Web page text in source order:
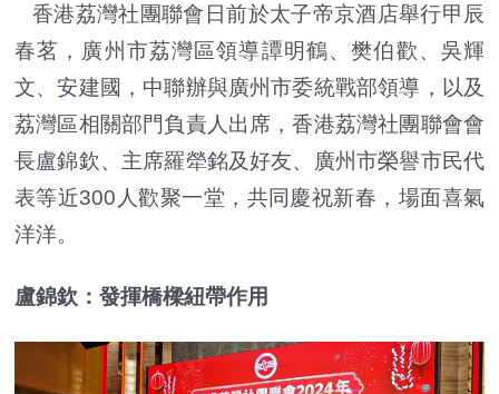
香港荔灣社團聯會日前於太子帝京酒店舉行甲辰
春茗，廣州市荔灣區領導譚明鶴、樊伯歡、吳輝
文、安建國，中聯辦與廣州市委統戰部領導，以及
荔灣區相關部門負責人出席，香港荔灣社團聯會會
長盧錦欽、主席羅犖銘及好友、廣州市榮譽市民代
表等近300人歡聚一堂，共同慶祝新春，場面喜氣
洋洋。
盧錦欽：發揮橋樑紐帶作用